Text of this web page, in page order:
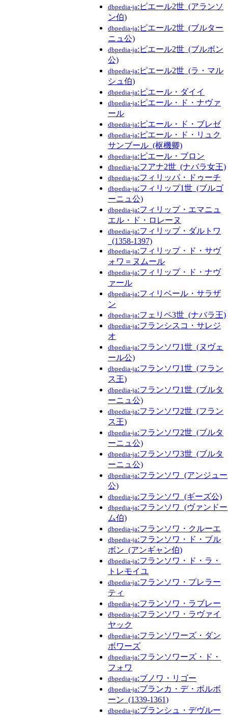
dbpedia-ja:ピエール2世_(アランソ
ン伯)
dbpedia-ja:ピエール2世_(ブルター
ニュ公)
dbpedia-ja:ピエール2世_(ブルボン
公)
dbpedia-ja:ピエール2世_(ラ・マル
シュ伯)
dbpedia-ja:ピエール・ダイイ
dbpedia-ja:ピエール・ド・ナヴァ
ール
dbpedia-ja:ピエール・ド・ブレゼ
dbpedia-ja:ピエール・ド・リュク
サンブール_(枢機卿)
dbpedia-ja:ピエール・ブロン
dbpedia-ja:フアナ2世_(ナバラ女王)
dbpedia-ja:フィリッパ・ドゥーチ
dbpedia-ja:フィリップ1世_(ブルゴ
ーニュ公)
dbpedia-ja:フィリップ・エマニュ
エル・ド・ロレーヌ
dbpedia-ja:フィリップ・ダルトワ
_(1358-1397)
dbpedia-ja:フィリップ・ド・サヴ
ォワ＝ヌムール
dbpedia-ja:フィリップ・ド・ナヴ
ァール
dbpedia-ja:フィリベール・サラザ
ン
dbpedia-ja:フェリペ3世_(ナバラ王)
dbpedia-ja:フランシスコ・サレジ
オ
dbpedia-ja:フランソワ1世_(ヌヴェ
ール公)
dbpedia-ja:フランソワ1世_(フラン
ス王)
dbpedia-ja:フランソワ1世_(ブルタ
ーニュ公)
dbpedia-ja:フランソワ2世_(フラン
ス王)
dbpedia-ja:フランソワ2世_(ブルタ
ーニュ公)
dbpedia-ja:フランソワ3世_(ブルタ
ーニュ公)
dbpedia-ja:フランソワ_(アンジュー
公)
dbpedia-ja:フランソワ_(ギーズ公)
dbpedia-ja:フランソワ_(ヴァンドー
ム伯)
dbpedia-ja:フランソワ・クルーエ
dbpedia-ja:フランソワ・ド・ブル
ボン_(アンギャン伯)
dbpedia-ja:フランソワ・ド・ラ・
トレモイユ
dbpedia-ja:フランソワ・プレラー
ティ
dbpedia-ja:フランソワ・ラブレー
dbpedia-ja:フランソワ・ラヴァイ
ヤック
dbpedia-ja:フランソワーズ・ダン
ボワーズ
dbpedia-ja:フランソワーズ・ド・
フォワ
dbpedia-ja:ブノワ・リゴー
dbpedia-ja:ブランカ・デ・ボルボ
ーン_(1339-1361)
dbpedia-ja:ブランシュ・デヴルー